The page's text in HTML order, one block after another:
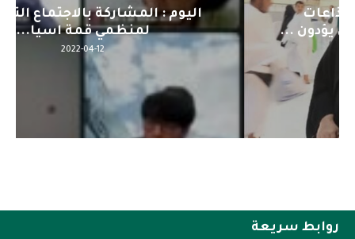
اليوم : المشاركة بالاجتماع التحضيري
لمنظمي قمة اسيا...
2022-04-12
روابط سريعة